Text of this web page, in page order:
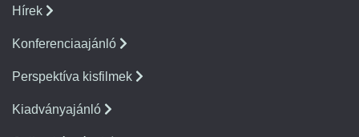
Hírek
Konferenciaajánló
Perspektíva kisfilmek
Kiadványajánló